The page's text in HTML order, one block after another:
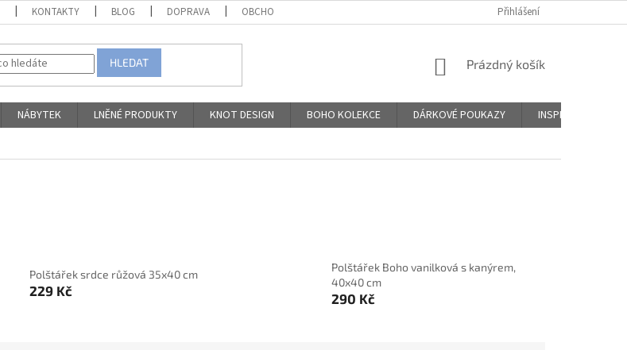
KONTAKTY BLOG DOPRAVA OBCHODNÍ PODMÍNKY PODMÍNKY OCHRANY OSOBNÍCH ÚDAJŮ
Přihlášení
HLEDAT
NÁKUPNÍ
Prázdný košík
NÁBYTEK LNĚNÉ PRODUKTY KNOT DESIGN BOHO KOLEKCE DÁRKOVÉ POUKAZY INSPIRACE
Polštářek srdce růžová 35x40 cm
229 Kč
Polštářek Boho vanilková s kanýrem,
40x40 cm
290 Kč